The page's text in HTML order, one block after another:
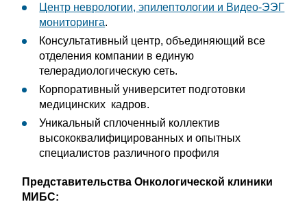
Центр неврологии, эпилептологии и Видео-ЭЭГ
мониторинга.
Консультативный центр, объединяющий все
отделения компании в единую
телерадиологическую сеть.
Корпоративный университет подготовки
медицинских кадров.
Уникальный сплоченный коллектив
высококвалифицированных и опытных
специалистов различного профиля
Представительства Онкологической клиники
МИБС: